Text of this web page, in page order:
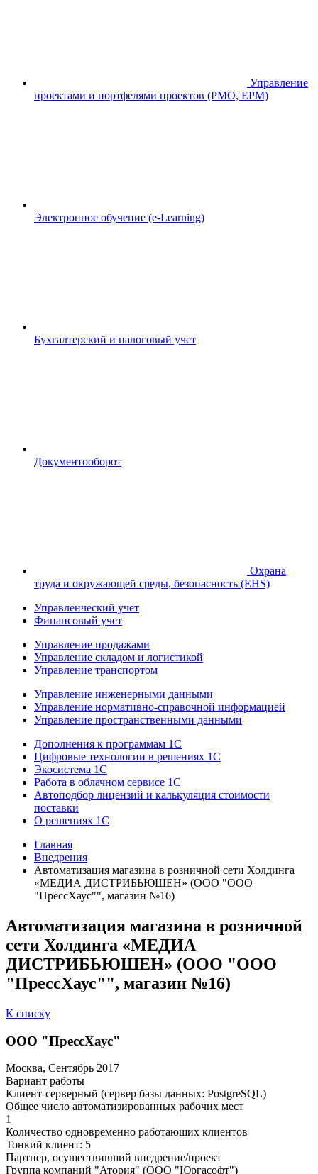
Управление
проектами и портфелями проектов (PMO, EPM)
Электронное обучение (e-Learning)
Бухгалтерский и налоговый учет
Документооборот
Охрана
труда и окружающей среды, безопасность (EHS)
Управленческий учет
Финансовый учет
Управление продажами
Управление складом и логистикой
Управление транспортом
Управление инженерными данными
Управление нормативно-справочной информацией
Управление пространственными данными
Дополнения к программам 1С
Цифровые технологии в решениях 1С
Экосистема 1С
Работа в облачном сервисе 1С
Автоподбор лицензий и калькуляция стоимости
поставки
О решениях 1С
Главная
Внедрения
Автоматизация магазина в розничной сети Холдинга
«МЕДИА ДИСТРИБЬЮШЕН» (ООО "ООО
"ПрессХаус"", магазин №16)
Автоматизация магазина в розничной
сети Холдинга «МЕДИА
ДИСТРИБЬЮШЕН» (ООО "ООО
"ПрессХаус"", магазин №16)
К списку
ООО "ПрессХаус"
Москва, Сентябрь 2017
Вариант работы
Клиент-серверный (сервер базы данных: PostgreSQL)
Общее число автоматизированных рабочих мест
1
Количество одновременно работающих клиентов
Тонкий клиент: 5
Партнер, осуществивший внедрение/проект
Группа компаний "Атория" (ООО "Юргасофт")